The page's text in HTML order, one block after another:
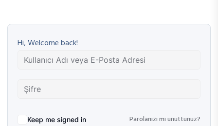
Hi, Welcome back!
Keep me signed in Parolanızı mı unuttunuz?